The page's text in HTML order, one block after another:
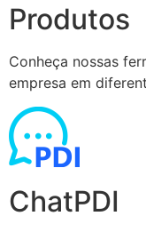
Produtos
Conheça nossas
empresa em
ChatPDI